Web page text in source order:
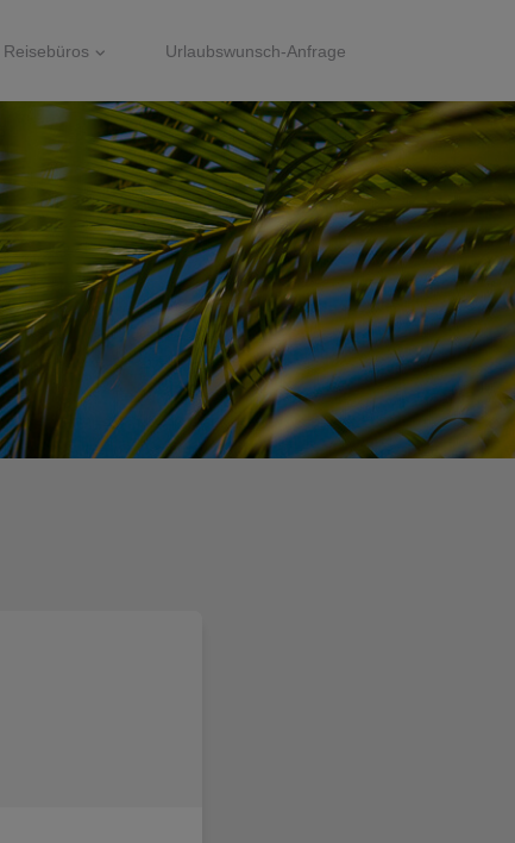
Reisebüros Urlaubswunsch-Anfrage